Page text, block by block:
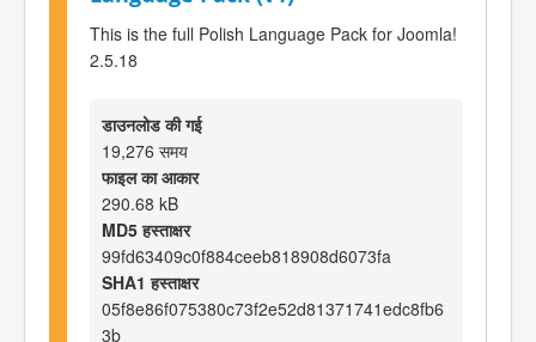
This is the full Polish Language Pack for Joomla!
2.5.18
डाउनलोड की गई
19,276 समय
फाइल का आकार
290.68 kB
MD5 हस्ताक्षर
99fd63409c0f884ceeb818908d6073fa
SHA1 हस्ताक्षर
05f8e86f075380c73f2e52d81371741edc8fb6
3b